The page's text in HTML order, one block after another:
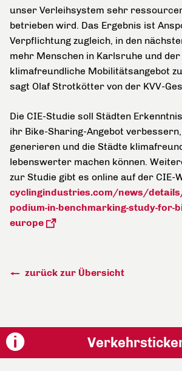
unser Verleihsystem sehr
betrieben wird. Das Ergebnis ist
Verpflichtung zugleich, in den
mehr Menschen in Karlsruhe und
klimafreundliche Mobilitätsangebot
sagt Olaf Strotkötter von der KVV-
Die CIE-Studie soll Städten
ihr Bike-Sharing-Angebot
generieren und die Städte
lebenswerter machen können.
zur Studie gibt es online auf der CIE-
cyclingindustries.com/news/
podium-in-benchmarking-study-for-
europe
zurück zur Übersicht